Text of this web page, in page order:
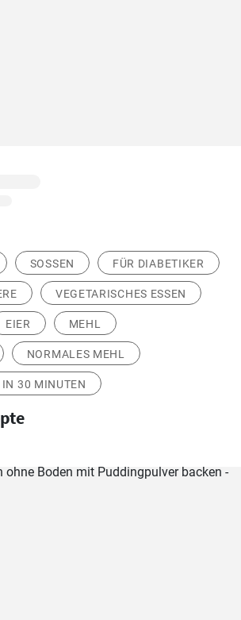
SOSSEN FÜR DIABETIKER
VEGETARISCHES ESSEN
EIER MEHL
NORMALES MEHL
30 MINUTEN